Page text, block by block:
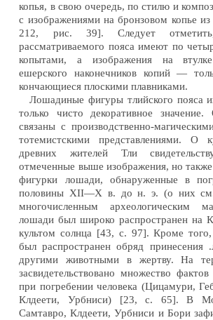
копья, в свою очередь, по стилю и
с изображениями на бронзовом копье
212, рис. 39]. Следует
рассматриваемого пояса имеют по
копытами, а изображения на
ешерского наконечников копий —
кончающиеся плоскими плавниками.
Лошадиные фигуры тлийского пояса
только чисто декоративное
связаны с производственно-
тотемистскими представлениями. О
древних жителей Тли
отмеченные выше изображения, но
фигурки лошади, обнаруженные в
половины XII—X в. до н. э. (о них
многочисленным археологическим
лошади был широко распространен на
культом солнца [43, с. 97]. Кроме
был распространен обряд принесения
другими животными в жертву. На
засвидетельствовано множество
при погребении человека (Цицамури,
Клдеети, Урбниси) [23, с. 65]. В
Самтавро, Клдеети, Урбниси и Бори